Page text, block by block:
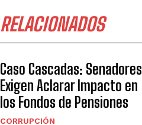
RELACIONADOS
Caso Cascadas: Senadores
Exigen Aclarar Impacto en
los Fondos de Pensiones
CORRUPCIÓN